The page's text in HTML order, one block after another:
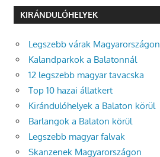
KIRÁNDULÓHELYEK
Legszebb várak Magyarországon
Kalandparkok a Balatonnál
12 legszebb magyar tavacska
Top 10 hazai állatkert
Kirándulóhelyek a Balaton körül
Barlangok a Balaton körül
Legszebb magyar falvak
Skanzenek Magyarországon